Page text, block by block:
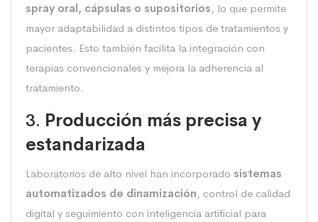
spray oral, cápsulas o supositorios, lo que permite
mayor adaptabilidad a distintos tipos de tratamientos y
pacientes. Esto también facilita la integración con
terapias convencionales y mejora la adherencia al
tratamiento.
3. Producción más precisa y
estandarizada
Laboratorios de alto nivel han incorporado sistemas
automatizados de dinamización, control de calidad
digital y seguimiento con inteligencia artificial para